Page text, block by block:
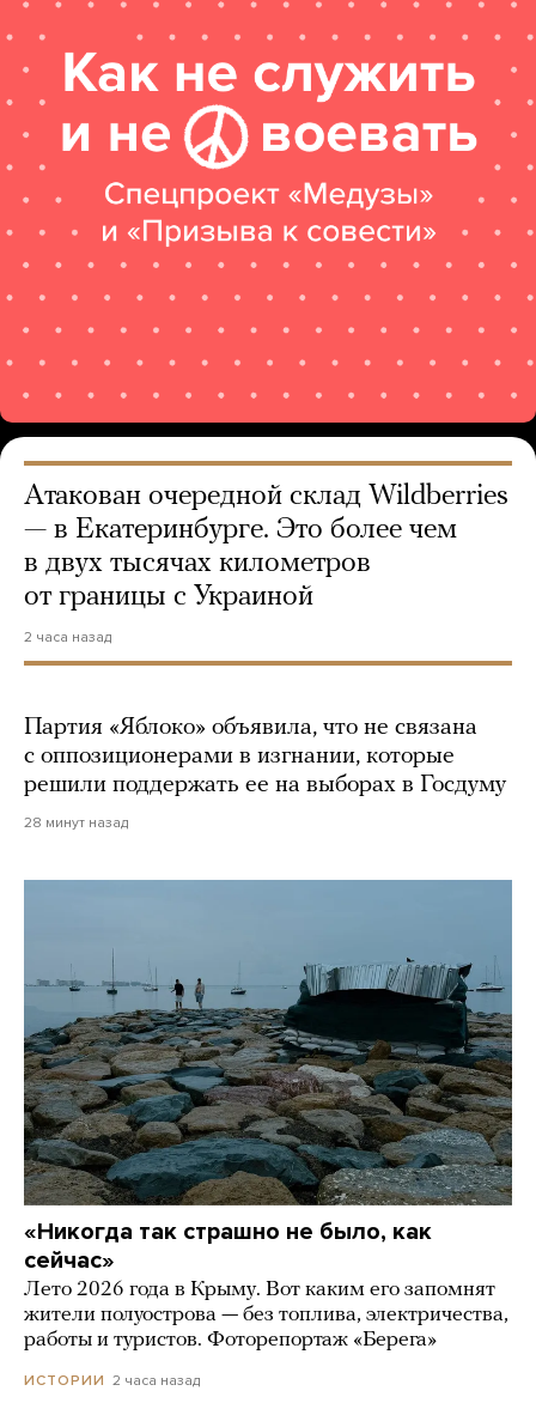
Атакован очередной склад Wildberries
— в Екатеринбурге. Это более чем
в двух тысячах километров
от границы с Украиной
2 часа назад
Партия «Яблоко» объявила, что не связана
с оппозиционерами в изгнании, которые
решили поддержать ее на выборах в Госдуму
28 минут назад
«Никогда так страшно не было, как
сейчас»
Лето 2026 года в Крыму. Вот каким его запомнят
жители полуострова — без топлива, электричества,
работы и туристов. Фоторепортаж «Берега»
ИСТОРИИ 2 часа назад